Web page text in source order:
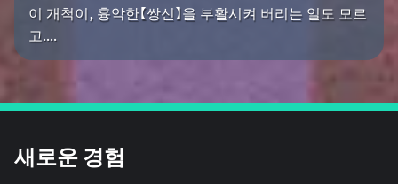
이 개척이, 흉악한【쌍신】을 부활시켜 버리는 일도 모르
고....
새로운 경험